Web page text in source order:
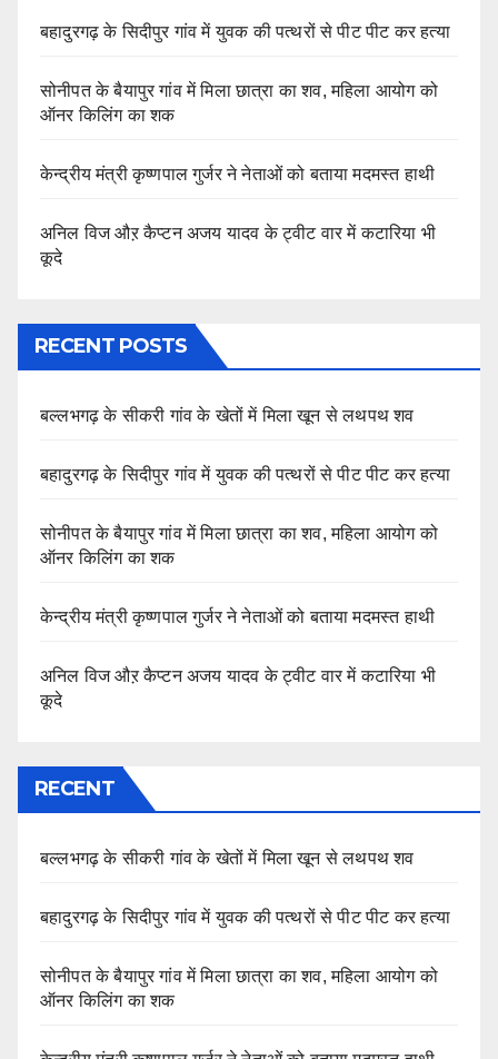
बहादुरगढ़ के सिदीपुर गांव में युवक की पत्थरों से पीट पीट कर हत्या
सोनीपत के बैयापुर गांव में मिला छात्रा का शव, महिला आयोग को
ऑनर किलिंग का शक
केन्द्रीय मंत्री कृष्णपाल गुर्जर ने नेताओं को बताया मदमस्त हाथी
अनिल विज औऱ कैप्टन अजय यादव के ट्वीट वार में कटारिया भी
कूदे
RECENT POSTS
बल्लभगढ़ के सीकरी गांव के खेतों में मिला खून से लथपथ शव
बहादुरगढ़ के सिदीपुर गांव में युवक की पत्थरों से पीट पीट कर हत्या
सोनीपत के बैयापुर गांव में मिला छात्रा का शव, महिला आयोग को
ऑनर किलिंग का शक
केन्द्रीय मंत्री कृष्णपाल गुर्जर ने नेताओं को बताया मदमस्त हाथी
अनिल विज औऱ कैप्टन अजय यादव के ट्वीट वार में कटारिया भी
कूदे
RECENT
बल्लभगढ़ के सीकरी गांव के खेतों में मिला खून से लथपथ शव
बहादुरगढ़ के सिदीपुर गांव में युवक की पत्थरों से पीट पीट कर हत्या
सोनीपत के बैयापुर गांव में मिला छात्रा का शव, महिला आयोग को
ऑनर किलिंग का शक